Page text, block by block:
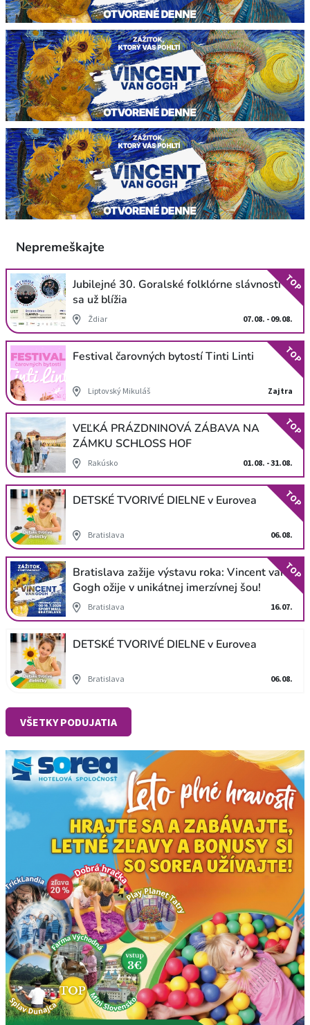
Nepremeškajte
Jubilejné 30. Goralské folklórne slávnosti
sa už blížia
Ždiar 07.08. - 09.08.
TOP
Festival čarovných bytostí Tinti Linti
Liptovský Mikuláš Zajtra
TOP
VEĽKÁ PRÁZDNINOVÁ ZÁBAVA NA
ZÁMKU SCHLOSS HOF
Rakúsko 01.08. - 31.08.
TOP
DETSKÉ TVORIVÉ DIELNE v Eurovea
Bratislava 06.08.
TOP
Bratislava zažije výstavu roka: Vincent van
Gogh ožije v unikátnej imerzívnej šou!
Bratislava 16.07.
TOP
DETSKÉ TVORIVÉ DIELNE v Eurovea
Bratislava 06.08.
VŠETKY PODUJATIA